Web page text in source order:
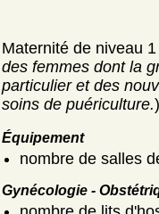
Maternité de niveau
des femmes dont la
particulier et des
soins de puériculture.)
Équipement
nombre de salles
Gynécologie -